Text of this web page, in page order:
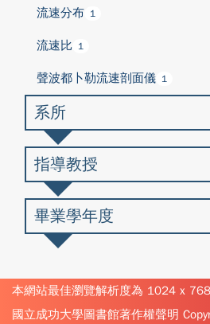
流速分布 1
流速比 1
聲波都卜勒流速剖面儀 1
系所
指導教授
畢業學年度
本網站最佳瀏覽解析度為 1024 x 768
國立成功大學圖書館著作權聲明